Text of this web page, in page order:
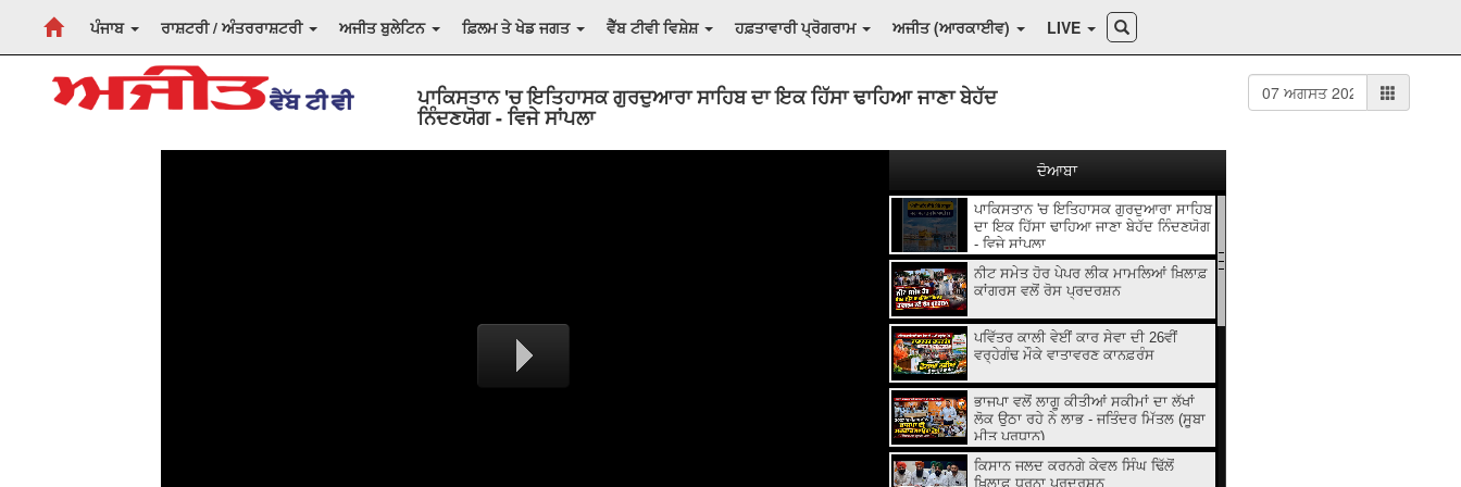
ਪੰਜਾਬ ਰਾਸ਼ਟਰੀ / ਅੰਤਰਰਾਸ਼ਟਰੀ ਅਜੀਤ ਬੁਲੇਟਿਨ ਫ਼ਿਲਮ ਤੇ ਖੇਡ ਜਗਤ ਵੈੱਬ ਟੀਵੀ ਵਿਸ਼ੇਸ਼ ਹਫ਼ਤਾਵਾਰੀ ਪ੍ਰੋਗਰਾਮ ਅਜੀਤ (ਆਰਕਾਈਵ) LIVE
ਪਾਕਿਸਤਾਨ 'ਚ ਇਤਿਹਾਸਕ ਗੁਰਦੁਆਰਾ ਸਾਹਿਬ ਦਾ ਇਕ ਹਿੱਸਾ ਢਾਹਿਆ ਜਾਣਾ ਬੇਹੱਦ
ਨਿੰਦਣਯੋਗ - ਵਿਜੇ ਸਾਂਪਲਾ
ਪਾਕਿਸਤਾਨ 'ਚ ਇਤਿਹਾਸਕ ਗੁਰਦੁਆਰਾ ਸਾਹਿਬ
ਦਾ ਇਕ ਹਿੱਸਾ ਢਾਹਿਆ ਜਾਣਾ ਬੇਹੱਦ ਨਿੰਦਣਯੋਗ
- ਵਿਜੇ ਸਾਂਪਲਾ
ਨੀਟ ਸਮੇਤ ਹੋਰ ਪੇਪਰ ਲੀਕ ਮਾਮਲਿਆਂ ਖ਼ਿਲਾਫ਼
ਕਾਂਗਰਸ ਵਲੋਂ ਰੋਸ ਪ੍ਰਦਰਸ਼ਨ
ਪਵਿੱਤਰ ਕਾਲੀ ਵੇਈਂ ਕਾਰ ਸੇਵਾ ਦੀ 26ਵੀਂ
ਵਰ੍ਹੇਗੰਢ ਮੌਕੇ ਵਾਤਾਵਰਣ ਕਾਨਫ਼ਰੰਸ
ਭਾਜਪਾ ਵਲੋਂ ਲਾਗੂ ਕੀਤੀਆਂ ਸਕੀਮਾਂ ਦਾ ਲੱਖਾਂ
ਲੋਕ ਉਠਾ ਰਹੇ ਨੇ ਲਾਭ - ਜਤਿੰਦਰ ਮਿੱਤਲ (ਸੂਬਾ
ਮੀਤ ਪ੍ਰਧਾਨ)
ਕਿਸਾਨ ਜਲਦ ਕਰਨਗੇ ਕੇਵਲ ਸਿੰਘ ਢਿੱਲੋਂ
ਖ਼ਿਲਾਫ਼ ਧਰਨਾ ਪ੍ਰਦਰਸ਼ਨ
ਦੋਆਬਾ